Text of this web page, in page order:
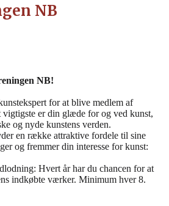
NB
NB!
for at blive medlem af
er din glæde for og ved kunst,
og nyde kunstens verden.
en række attraktive fordele til sine
og fremmer din interesse for kunst:
Hvert år har du chancen for at
indkøbte værker. Minimum hver 8.